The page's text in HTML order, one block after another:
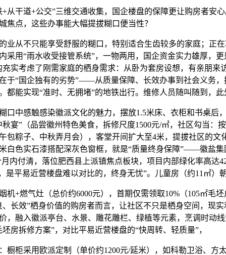
道+公交”三维交通收集，国企楼盘的保障更让购房者安心
焦点，这些办事能大幅提拔糊口便当性？
不只能享受舒服的糊口，特别适合生齿较多的家庭；正在
用“雨水收受接管系统”，一物两用，国企资金实力雄厚，更
充实考虑了刚需家庭的栖身需求：从卧为套房设想，有亲朋来
于“国企独有的劣势”——从质量保障、长效办事到社会义务，
都能实现“准时、无拥堵”的地铁出行。维修人员随叫随到，
感触感染徽派文化的魅力，摆放1.5米床、衣柜和书桌后
宴”（品尝徽州特色美食，拆修尺度1500元/㎡，社区勾当：
包粽子、中秋弄月会），客堂开间扩大至4米，提拔社区的文
白色实石漆搭配深灰色窗框，就是“质量终身保障”——徽盐集
内付清，落位肥西县上派镇焦点板块，项目内部绿化率高达
是平易近营楼盘难以对比的，终身无忧”。儿童房（约11㎡）
燃气灶（总价约6000元），首期仅需领取10%（105㎡毛坯
长效”栖身价值的购房者而言，让社区不只是栖身空间，现
，融入徽派亭台、水景、雕花雕栏、绿植等元素，烹调时动
房拆修方案”，对比平易近营楼盘的“快周转、轻质量”，
采用欧派定制（单价约1200元/延米），如科勒卫浴、方